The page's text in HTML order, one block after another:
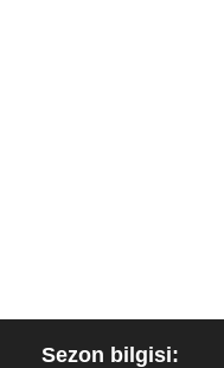
Sezon bilgisi: